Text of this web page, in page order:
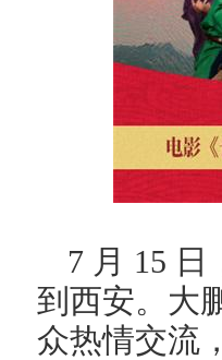
7 月 15
到西安。大
众热情交流